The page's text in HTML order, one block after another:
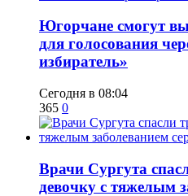
Югорчане смогут
для голосования
избиратель»
Сегодня в 08:04
365 0
​Врачи Сургута
девочку с тяжелым